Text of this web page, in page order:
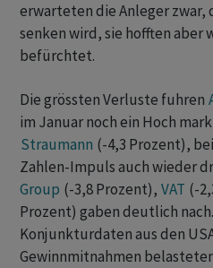
erwarteten die Anleger zwar,
senken wird, sie hofften aber
befürchtet.
Die grössten Verluste fuhren
im Januar noch ein Hoch
Straumann (-4,3 Prozent),
Zahlen-Impuls auch wieder
Group (-3,8 Prozent), VAT (-
Prozent) gaben deutlich
Konjunkturdaten aus den
Gewinnmitnahmen